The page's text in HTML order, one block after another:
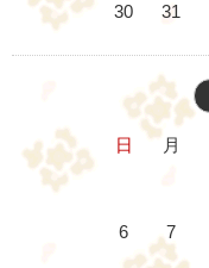
30 31
日 月
6 7